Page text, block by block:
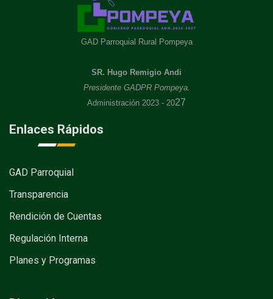
GAD Parroquial Rural Pompeya
SR. Hugo Remigio Andi
Presidente GADPR Pompeya.
Administración 2023 - 2027
Enlaces Rápidos
GAD Parroquial
Transparencia
Rendición de Cuentas
Regulación Interna
Planes y Programas